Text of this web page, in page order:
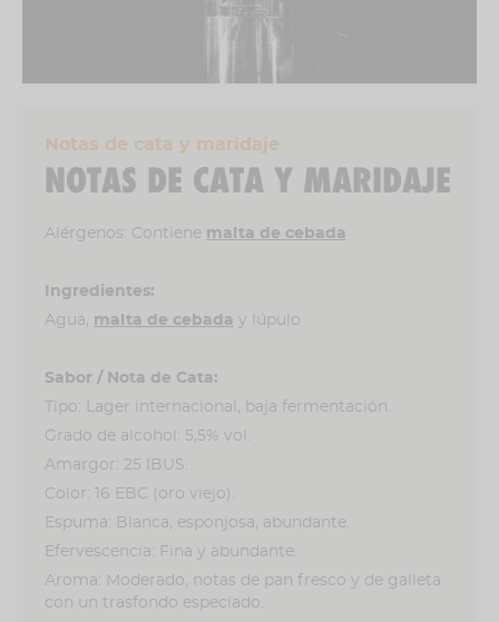
Notas de cata y maridaje
NOTAS DE CATA Y MARIDAJE
Alérgenos: Contiene malta de cebada
Ingredientes:
Agua, malta de cebada y lúpulo
Sabor / Nota de Cata:
Tipo: Lager internacional, baja fermentación.
Grado de alcohol: 5,5% vol.
Amargor: 25 IBUS.
Color: 16 EBC (oro viejo).
Espuma: Blanca, esponjosa, abundante.
Efervescencia: Fina y abundante.
Aroma: Moderado, notas de pan fresco y de galleta
con un trasfondo especiado.